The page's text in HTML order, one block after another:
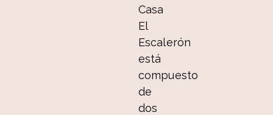
Casa
El
Escalerón
está
compuesto
de
dos